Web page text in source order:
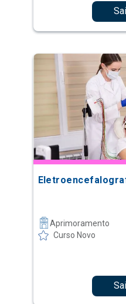
Aprimoramento
Curso Novo